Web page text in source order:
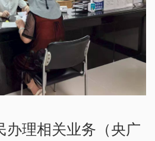
办理相关业务（央广